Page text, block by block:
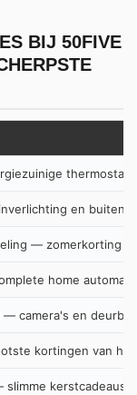
BIJ 50FIVE
en
— zomerkorting
home
— camera's en
kortingen van het
kerstcadeaus